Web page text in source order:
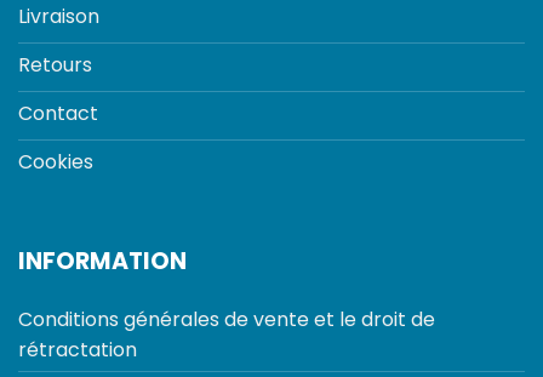
Livraison
Retours
Contact
Cookies
INFORMATION
Conditions générales de vente et le droit de
rétractation